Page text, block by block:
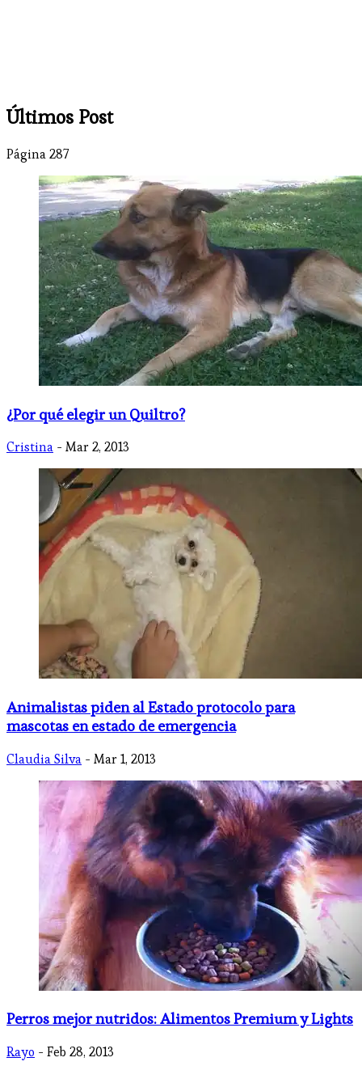
Últimos Post
Página 287
¿Por qué elegir un Quiltro?
Cristina - Mar 2, 2013
Animalistas piden al Estado protocolo para
mascotas en estado de emergencia
Claudia Silva - Mar 1, 2013
Perros mejor nutridos: Alimentos Premium y Lights
Rayo - Feb 28, 2013